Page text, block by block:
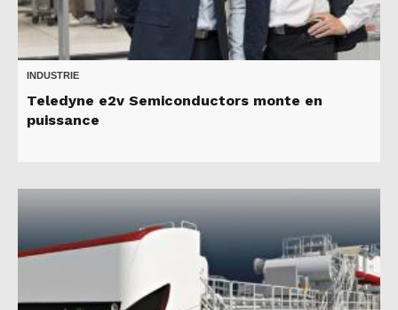
INDUSTRIE
Teledyne e2v Semiconductors monte en
puissance